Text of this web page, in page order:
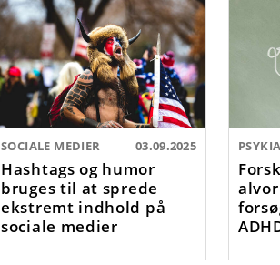
SOCIALE MEDIER 03.09.2025
Hashtags og humor
bruges til at sprede
ekstremt indhold på
sociale medier